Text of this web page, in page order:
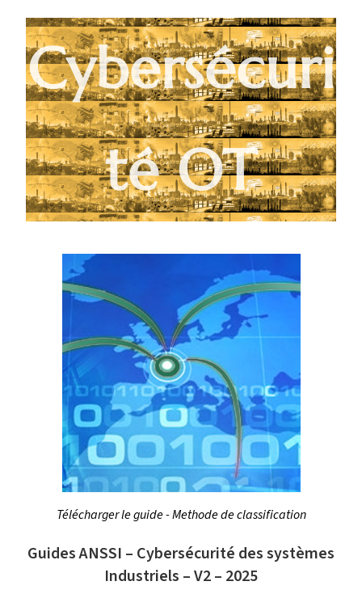
Cybersécuri
té OT
Télécharger le guide - Methode de classification
Guides ANSSI – Cybersécurité des systèmes
Industriels – V2 – 2025